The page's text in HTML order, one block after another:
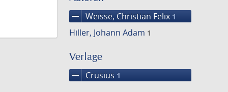
remove Weisse, Christian Felix 1
Hiller, Johann Adam 1
Verlage
remove Crusius 1